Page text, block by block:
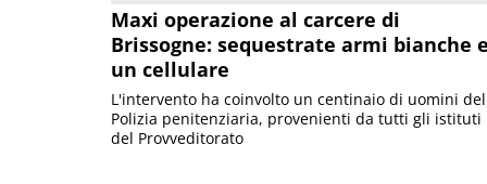
Maxi operazione al carcere di
Brissogne: sequestrate armi bianche
un cellulare
L'intervento ha coinvolto un centinaio di uomini
Polizia penitenziaria, provenienti da tutti gli istituti
del Provveditorato